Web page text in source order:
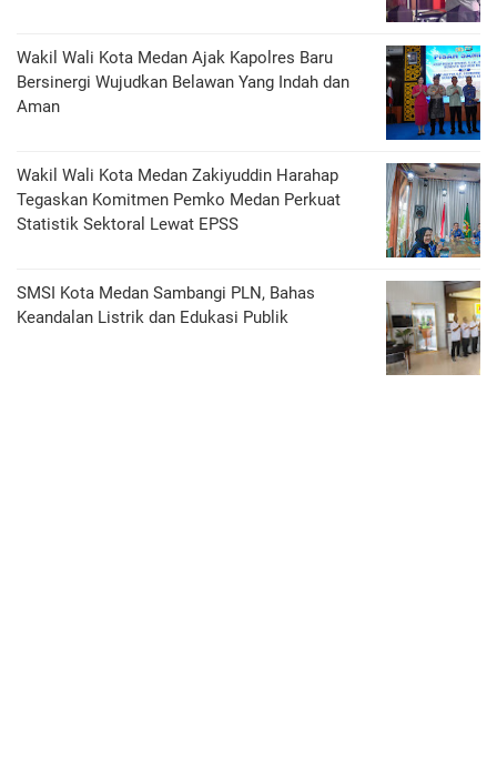
Wakil Wali Kota Medan Ajak Kapolres Baru
Bersinergi Wujudkan Belawan Yang Indah dan
Aman
Wakil Wali Kota Medan Zakiyuddin Harahap
Tegaskan Komitmen Pemko Medan Perkuat
Statistik Sektoral Lewat EPSS
SMSI Kota Medan Sambangi PLN, Bahas
Keandalan Listrik dan Edukasi Publik